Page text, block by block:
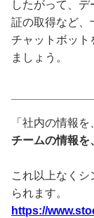
したがって、
証の取得など、
チャットボット
ましょう。
「社内の情報
チームの情報を
これ以上なく
られます。
https://